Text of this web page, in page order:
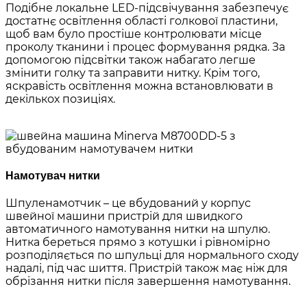
Подібне локальне LED-підсвічування забезпечує
достатнє освітлення області голкової пластини,
щоб вам було простіше контролювати місце
проколу тканини і процес формування рядка. За
допомогою підсвітки також набагато легше
змінити голку та заправити нитку. Крім того,
яскравість освітлення можна встановлювати в
декількох позиціях.
Намотувач нитки
Шпуленамотчик – це вбудований у корпус
швейної машини пристрій для швидкого
автоматичного намотування нитки на шпулю.
Нитка береться прямо з котушки і рівномірно
розподіляється по шпульці для нормального сходу
надалі, під час шиття. Пристрій також має ніж для
обрізання нитки після завершення намотування.